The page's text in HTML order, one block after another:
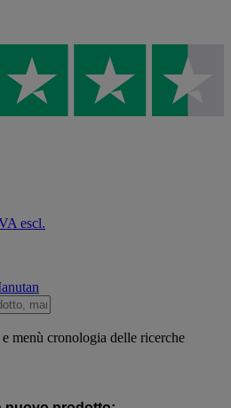
escl.
menù cronologia delle ricerche